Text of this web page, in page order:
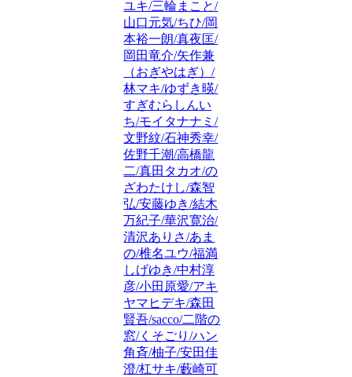
ユキ/三輪まこと/
山口元気/ちひ/岡
本裕一朗/真夜匡/
岡田竜介/矢作兼
（おぎやはぎ）/
林マキ/ゆずき暎/
すぎむらしんい
ち/モイタナナミ/
文野紋/石神秀幸/
佐野千潮/高橋龍
二/真田タカオ/の
ざわたけし/森智
弘/安藤ゆき/結木
万紀子/華沢寛治/
清沢ありさ/あま
の/椎名ユウ/福満
しげゆき/中村淳
彦/小田原愛/アキ
ヤマヒデキ/森田
賢吾/sacco/二階の
窓/くそごり/ハン
角斉/柚子/安田佳
澄/杠サキ/藪崎可